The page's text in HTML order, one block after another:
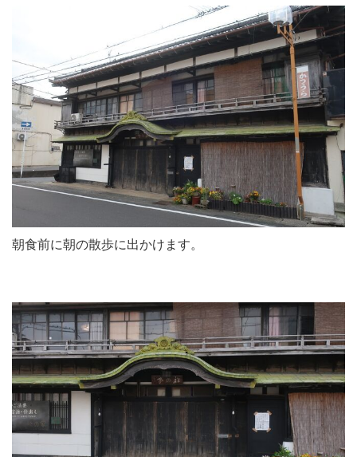
朝食前に朝の散歩に出かけます。